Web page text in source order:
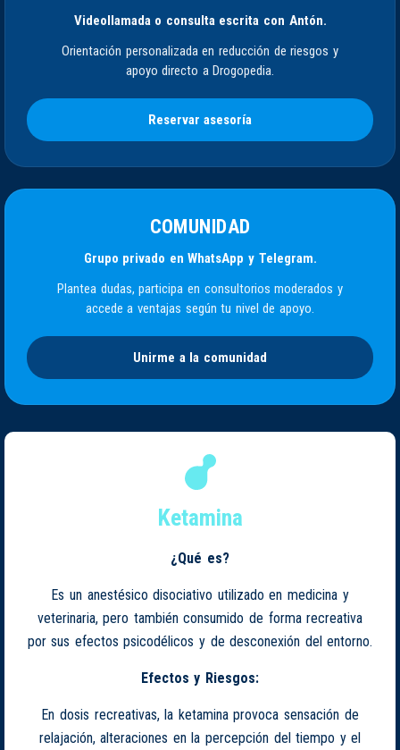
Videollamada o consulta escrita con Antón.
Orientación personalizada en reducción de riesgos y
apoyo directo a Drogopedia.
Reservar asesoría
COMUNIDAD
Grupo privado en WhatsApp y Telegram.
Plantea dudas, participa en consultorios moderados y
accede a ventajas según tu nivel de apoyo.
Unirme a la comunidad
Ketamina
¿Qué es?
Es un anestésico disociativo utilizado en medicina y
veterinaria, pero también consumido de forma recreativa
por sus efectos psicodélicos y de desconexión del entorno.
Efectos y Riesgos:
En dosis recreativas, la ketamina provoca sensación de
relajación, alteraciones en la percepción del tiempo y el